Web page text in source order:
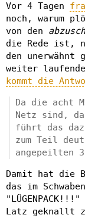
Vor 4 Tagen
noch, warum
von den
die Rede ist,
den unerwähnt
weiter
kommt die
Da die acht
Netz sind,
führt das
zum Teil
angepeilten
Damit hat die
das im
Latz geknallt zu